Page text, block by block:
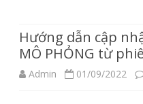
Hướng dẫn cập
MÔ PHỎNG từ
Admin 01/09/2022